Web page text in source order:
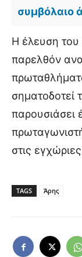
συμβόλαιο
Η έλευση του
παρελθόν
σηματοδοτεί
παρουσιάσει
στις
TAGS Άρης